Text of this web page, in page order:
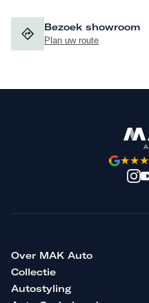
Bezoek showroom
Plan uw route
★★★
Over MAK Auto
Collectie
Autostyling